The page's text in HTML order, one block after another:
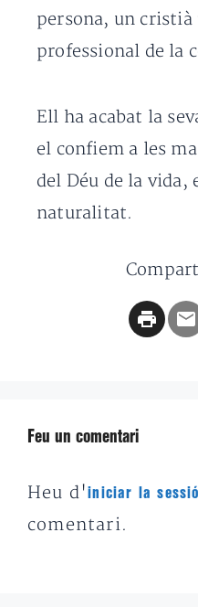
persona, un
professional de la
Ell ha acabat la
el confiem a les
del Déu de la vida,
naturalitat.
Feu un comentari
Heu d'iniciar la sessió
comentari.